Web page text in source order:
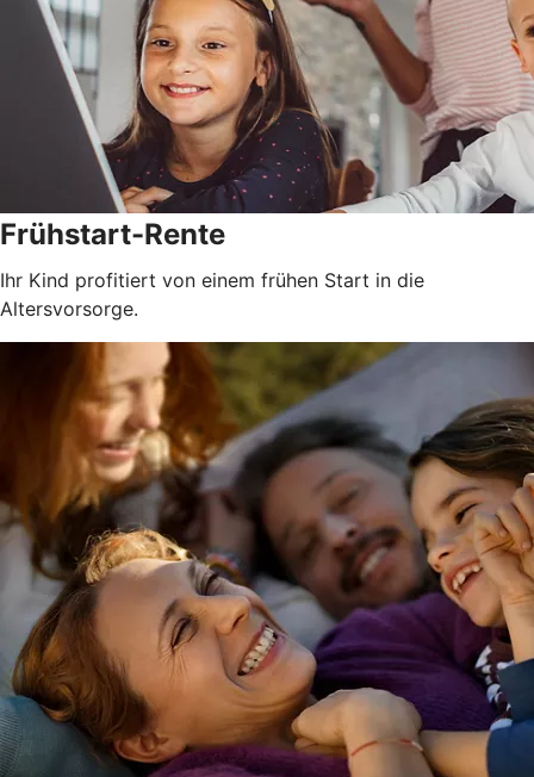
Frühstart-Rente
Ihr Kind profitiert von einem frühen Start in die
Altersvorsorge.